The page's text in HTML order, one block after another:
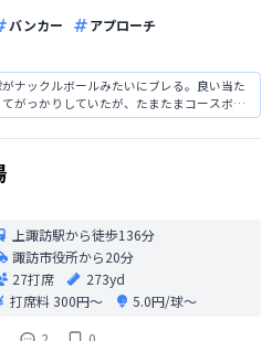
バンカー
アプローチ
ナックルボールみたいにブレる。良い当た
がっかりしていたが、たまたまコースボー
たらそれなりに距離が出たのでボールの質
。
上諏訪駅から徒歩136分
諏訪市役所から20分
27打席
273yd
打席料300円〜
5.0円/球〜